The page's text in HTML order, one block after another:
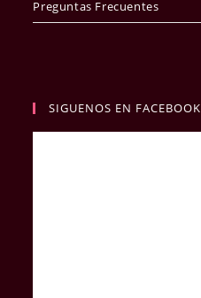
Preguntas Frecuentes
SIGUENOS EN FACEBOOK